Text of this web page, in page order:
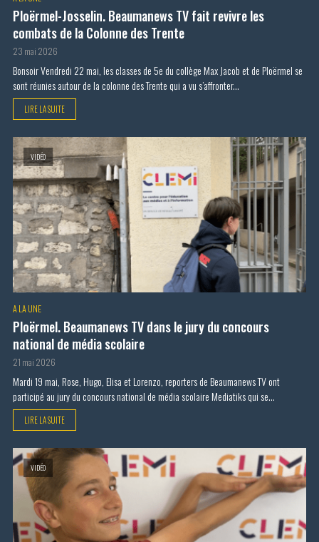
Ploërmel-Josselin. Beaumanews TV fait revivre les
combats de la Colonne des Trente
23 mai 2026
Bonsoir Vendredi 22 mai, les classes de 5e du collège Max Jacob et de Ploërmel se
sont réunies autour de la colonne des Trente qui a vu s’affronter...
LIRE LA SUITE
VIDÉO
A LA UNE
Ploërmel. Beaumanews TV dans le jury du concours
national de média scolaire
21 mai 2026
Mardi 19 mai, Rose, Hugo, Elisa et Lorenzo, reporters de Beaumanews TV ont
participé au jury du concours national de média scolaire Mediatiks qui se...
LIRE LA SUITE
VIDÉO